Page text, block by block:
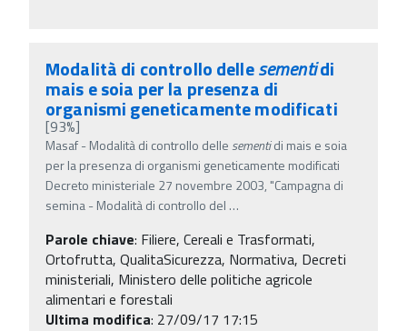
Modalità di controllo dellesementidi
mais e soia per la presenza di
organismi geneticamente modificati
[93%]
Masaf - Modalità di controllo delle sementidi mais e soia
per la presenza di organismi geneticamente modificati
Decreto ministeriale 27 novembre 2003, "Campagna di
semina - Modalità di controllo del …
Parole chiave: Filiere, Cereali e Trasformati,
Ortofrutta, QualitaSicurezza, Normativa, Decreti
ministeriali, Ministero delle politiche agricole
alimentari e forestali
Ultima modifica: 27/09/17 17:15